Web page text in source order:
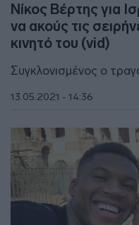
Νίκος Βέρτης για
να ακούς τις
κινητό του (vid)
Συγκλονισμένος ο
13.05.2021 - 14:36